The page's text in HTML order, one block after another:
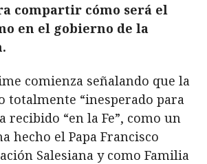
compartir cómo será el
en el gobierno de la
comienza señalando que la
totalmente “inesperado para
recibido “en la Fe”, como un
hecho el Papa Francisco
Salesiana y como Familia